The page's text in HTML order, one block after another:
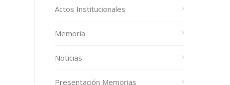
Actos Institucionales
Memoria
Noticias
Presentación Memorias